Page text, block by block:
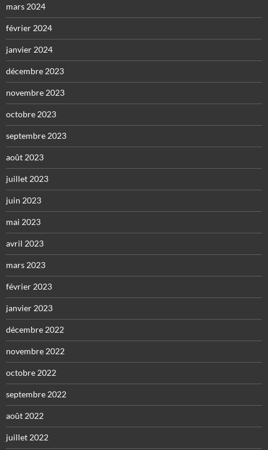
mars 2024
février 2024
janvier 2024
décembre 2023
novembre 2023
octobre 2023
septembre 2023
août 2023
juillet 2023
juin 2023
mai 2023
avril 2023
mars 2023
février 2023
janvier 2023
décembre 2022
novembre 2022
octobre 2022
septembre 2022
août 2022
juillet 2022